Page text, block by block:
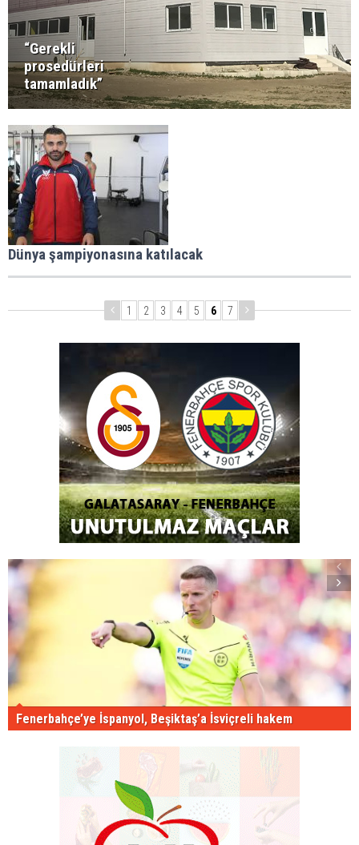
“Gerekli
prosedürleri
tamamladık”
Dünya şampiyonasına katılacak
1 2 3 4 5 6 7
Fenerbahçe’ye İspanyol, Beşiktaş’a İsviçreli hakem